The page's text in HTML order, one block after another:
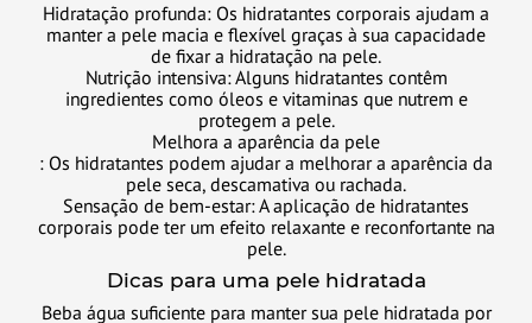
Hidratação profunda: Os hidratantes corporais ajudam a
manter a pele macia e flexível graças à sua capacidade
de fixar a hidratação na pele.
Nutrição intensiva: Alguns hidratantes contêm
ingredientes como óleos e vitaminas que nutrem e
protegem a pele.
Melhora a aparência da pele
: Os hidratantes podem ajudar a melhorar a aparência da
pele seca, descamativa ou rachada.
Sensação de bem-estar: A aplicação de hidratantes
corporais pode ter um efeito relaxante e reconfortante na
pele.
Dicas para uma pele hidratada
Beba água suficiente para manter sua pele hidratada por